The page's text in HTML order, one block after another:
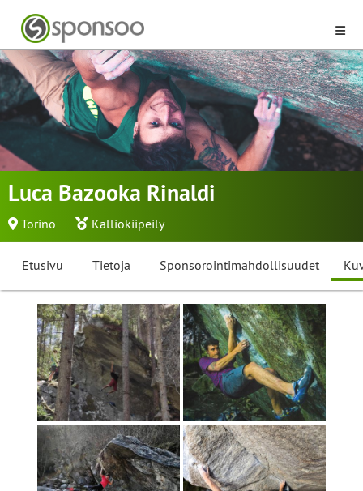
Luca Bazooka Rinaldi
Torino Kalliokiipeily
Etusivu Tietoja Sponsorointimahdollisuudet